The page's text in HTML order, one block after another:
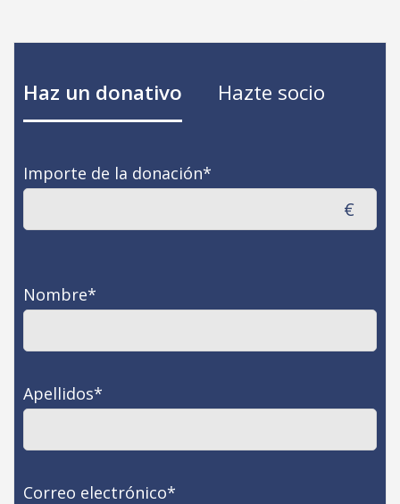
Haz un donativo Hazte socio
Importe de la donación*
€
Nombre*
Apellidos*
Correo electrónico*